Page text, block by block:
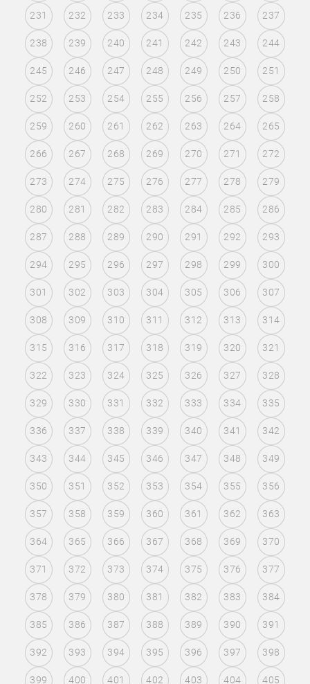
231 232 233 234 235 236 237
238 239 240 241 242 243 244
245 246 247 248 249 250 251
252 253 254 255 256 257 258
259 260 261 262 263 264 265
266 267 268 269 270 271 272
273 274 275 276 277 278 279
280 281 282 283 284 285 286
287 288 289 290 291 292 293
294 295 296 297 298 299 300
301 302 303 304 305 306 307
308 309 310 311 312 313 314
315 316 317 318 319 320 321
322 323 324 325 326 327 328
329 330 331 332 333 334 335
336 337 338 339 340 341 342
343 344 345 346 347 348 349
350 351 352 353 354 355 356
357 358 359 360 361 362 363
364 365 366 367 368 369 370
371 372 373 374 375 376 377
378 379 380 381 382 383 384
385 386 387 388 389 390 391
392 393 394 395 396 397 398
399 400 401 402 403 404 405